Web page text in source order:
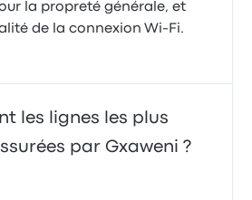
la propreté générale, et
de la connexion Wi-Fi.
les lignes les plus
par Gxaweni ?